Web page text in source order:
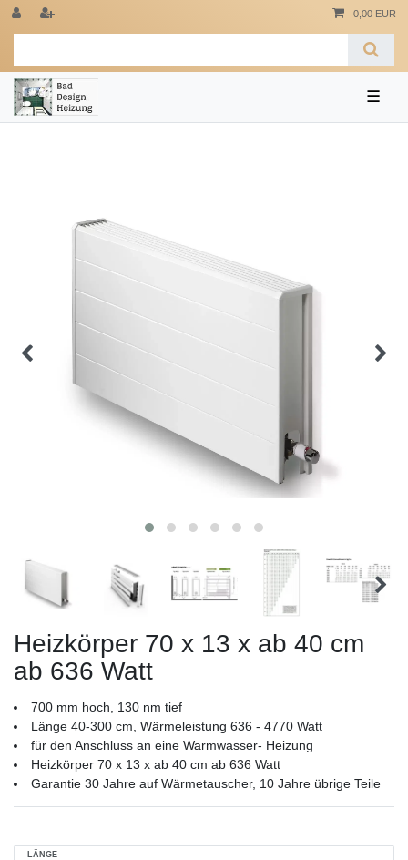
0,00 EUR
☰
Heizkörper 70 x 13 x ab 40 cm
ab 636 Watt
700 mm hoch, 130 nm tief
Länge 40-300 cm, Wärmeleistung 636 - 4770 Watt
für den Anschluss an eine Warmwasser- Heizung
Heizkörper 70 x 13 x ab 40 cm ab 636 Watt
Garantie 30 Jahre auf Wärmetauscher, 10 Jahre übrige Teile
LÄNGE